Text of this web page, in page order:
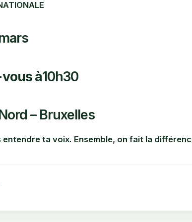
à10h30
– Bruxelles
entendre ta voix. Ensemble, on fait la